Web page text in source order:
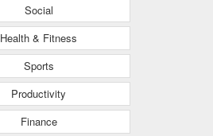
Social
Health & Fitness
Sports
Productivity
Finance